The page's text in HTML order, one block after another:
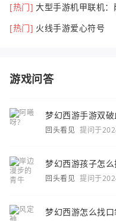
[热门] 大型手游机甲联机
[热门] 火线手游爱心符号
游戏问答
梦幻西游手游双
回头看见 提问于
梦幻西游孩子怎
回头看见 提问于
梦幻西游怎么找口